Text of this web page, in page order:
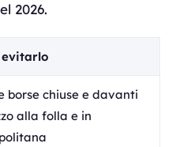
2026.
evitarlo
borse chiuse e davanti
alla folla e in